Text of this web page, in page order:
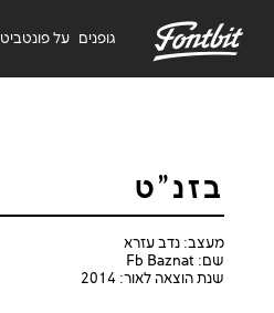
F גופנים על פונטביט
בזנ"ט
מעצב: נדב עזרא
שם: Fb Baznat
שנת הוצאה לאור: 2014